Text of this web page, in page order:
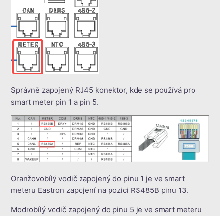
Správně zapojený RJ45 konektor, kde se používá pro
smart meter pin 1 a pin 5.
Oranžovobílý vodič zapojený do pinu 1 je ve smart
meteru Eastron zapojení na pozici RS485B pinu 13.
Modrobílý vodič zapojený do pinu 5 je ve smart meteru